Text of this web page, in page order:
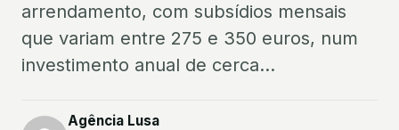
arrendamento, com subsídios mensais
que variam entre 275 e 350 euros, num
investimento anual de cerca...
Agência Lusa